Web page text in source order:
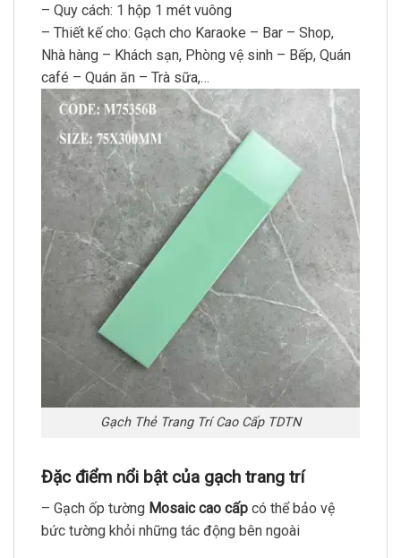
– Quy cách: 1 hộp 1 mét vuông
– Thiết kế cho: Gạch cho Karaoke – Bar – Shop,
Nhà hàng – Khách sạn, Phòng vệ sinh – Bếp, Quán
café – Quán ăn – Trà sữa,…
Gạch Thẻ Trang Trí Cao Cấp TDTN
Đặc điểm nổi bật của gạch trang trí
– Gạch ốp tường Mosaic cao cấp có thể bảo vệ
bức tường khỏi những tác động bên ngoài